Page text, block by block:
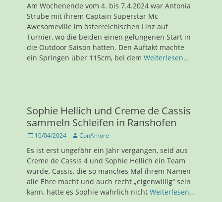
Am Wochenende vom 4. bis 7.4.2024 war Antonia
Strube mit ihrem Captain Superstar Mc
Awesomeville im österreichischen Linz auf
Turnier, wo die beiden einen gelungenen Start in
die Outdoor Saison hatten. Den Auftakt machte
ein Springen über 115cm, bei dem Weiterlesen…
Sophie Hellich und Creme de Cassis
sammeln Schleifen in Ranshofen
Veröffentlicht
10/04/2024 AutorConAmore
Es ist erst ungefähr ein Jahr vergangen, seid aus
Creme de Cassis 4 und Sophie Hellich ein Team
wurde. Cassis, die so manches Mal ihrem Namen
alle Ehre macht und auch recht „eigenwillig“ sein
kann, hatte es Sophie wahrlich nicht Weiterlesen…